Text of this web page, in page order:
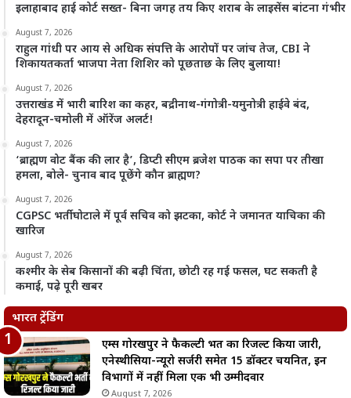
इलाहाबाद हाई कोर्ट सख्त- बिना जगह तय किए शराब के लाइसेंस बांटना गंभीर
August 7, 2026
राहुल गांधी पर आय से अधिक संपत्ति के आरोपों पर जांच तेज, CBI ने
शिकायतकर्ता भाजपा नेता शिशिर को पूछताछ के लिए बुलाया!
August 7, 2026
उत्तराखंड में भारी बारिश का कहर, बद्रीनाथ-गंगोत्री-यमुनोत्री हाईवे बंद,
देहरादून-चमोली में ऑरेंज अलर्ट!
August 7, 2026
‘ब्राह्मण वोट बैंक की लार है’, डिप्टी सीएम ब्रजेश पाठक का सपा पर तीखा
हमला, बोले- चुनाव बाद पूछेंगे कौन ब्राह्मण?
August 7, 2026
CGPSC भर्ती घोटाले में पूर्व सचिव को झटका, कोर्ट ने जमानत याचिका की
खारिज
August 7, 2026
कश्मीर के सेब किसानों की बढ़ी चिंता, छोटी रह गई फसल, घट सकती है
कमाई, पढ़े पूरी खबर
भारत ट्रेंडिंग
एम्स गोरखपुर ने फैकल्टी भर्ती का रिजल्ट किया जारी,
एनेस्थीसिया-न्यूरो सर्जरी समेत 15 डॉक्टर चयनित, इन
विभागों में नहीं मिला एक भी उम्मीदवार
August 7, 2026